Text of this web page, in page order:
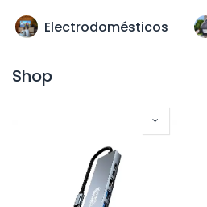
Electrodomésticos
Shop